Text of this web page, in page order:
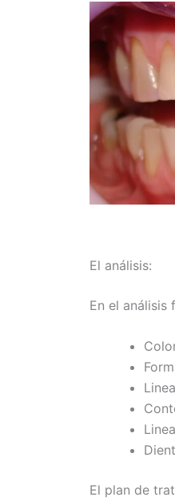
El análisis:
En el análisis
El plan de